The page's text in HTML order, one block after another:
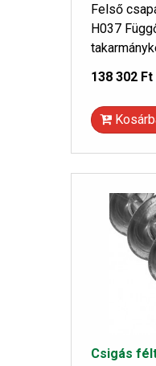
Felső
H037
138 302 Ft
Csigás